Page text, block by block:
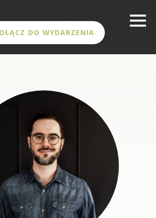
DO WYDARZENIA